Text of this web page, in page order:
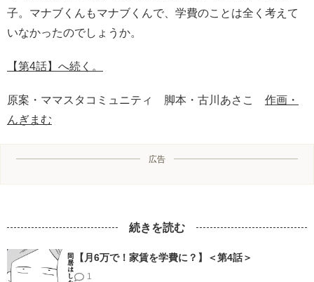
子。マナブくんもマナブくんで、学費のことは全く考えて
いなかったのでしょうか。
【第4話】へ続く。
原案・ママスタコミュニティ 脚本・古川あさこ 作画・
んぎまむ
広告
続きを読む
【月6万で！家賃を学費に？】＜第4話＞
1